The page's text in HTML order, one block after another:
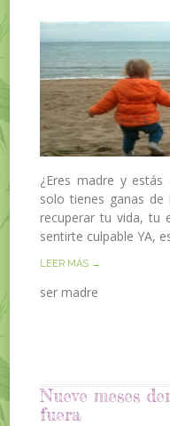
¿Eres madre y
solo tienes ganas
recuperar tu vida, tu
sentirte culpable YA,
LEER MÁS →
ser madre
Nueve meses
fuera